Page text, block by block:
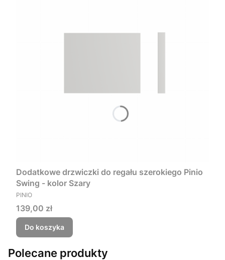
Dodatkowe drzwiczki do regału szerokiego Pinio
Swing - kolor Szary
PRODUCENT
PINIO
Cena
139,00 zł
Do koszyka
Polecane produkty